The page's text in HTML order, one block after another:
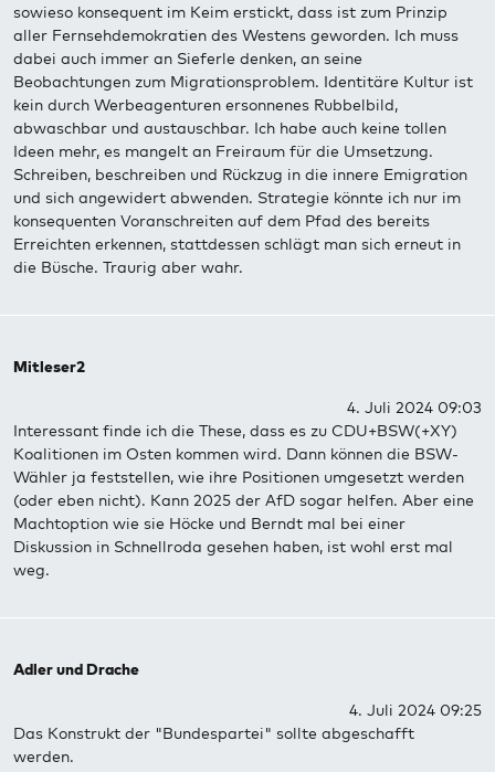
sowieso konsequent im Keim erstickt, dass ist zum Prinzip
aller Fernsehdemokratien des Westens geworden. Ich muss
dabei auch immer an Sieferle denken, an seine
Beobachtungen zum Migrationsproblem. Identitäre Kultur ist
kein durch Werbeagenturen ersonnenes Rubbelbild,
abwaschbar und austauschbar. Ich habe auch keine tollen
Ideen mehr, es mangelt an Freiraum für die Umsetzung.
Schreiben, beschreiben und Rückzug in die innere Emigration
und sich angewidert abwenden. Strategie könnte ich nur im
konsequenten Voranschreiten auf dem Pfad des bereits
Erreichten erkennen, stattdessen schlägt man sich erneut in
die Büsche. Traurig aber wahr.
Mitleser2
4. Juli 2024 09:03
Interessant finde ich die These, dass es zu CDU+BSW(+XY)
Koalitionen im Osten kommen wird. Dann können die BSW-
Wähler ja feststellen, wie ihre Positionen umgesetzt werden
(oder eben nicht). Kann 2025 der AfD sogar helfen. Aber eine
Machtoption wie sie Höcke und Berndt mal bei einer
Diskussion in Schnellroda gesehen haben, ist wohl erst mal
weg.
Adler und Drache
4. Juli 2024 09:25
Das Konstrukt der "Bundespartei" sollte abgeschafft
werden.